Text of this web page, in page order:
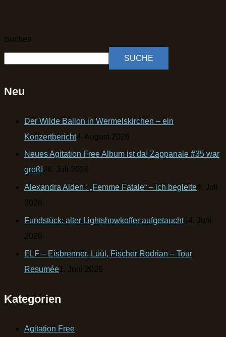
Suchen
SUCHE
Neu
Der Wilde Ballon in Wermelskirchen – ein
Konzertbericht4. August 2026
Neues Agitation Free Album ist da! Zappanale #35 war
groß!26. Juli 2026
Alexandra Alden : „Femme Fatale“ – ich begleite4. Juli
2026
Fundstück: alter Lightshowkoffer aufgetaucht14. Juni
2026
ELF – Eisbrenner, Lüül, Fischer Rodrian – Tour
Resumée1. Juni 2026
Kategorien
Agitation Free